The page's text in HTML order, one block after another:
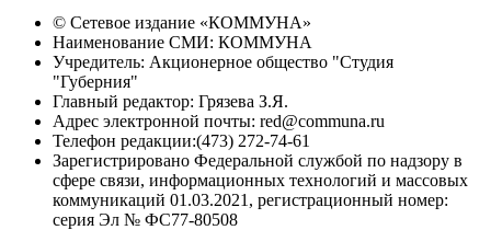
© Сетевое издание «КОММУНА»
Наименование СМИ: КОММУНА
Учредитель: Акционерное общество "Студия
"Губерния"
Главный редактор: Грязева З.Я.
Адрес электронной почты: red@communa.ru
Телефон редакции:(473) 272-74-61
Зарегистрировано Федеральной службой по надзору в
сфере связи, информационных технологий и массовых
коммуникаций 01.03.2021, регистрационный номер:
серия Эл № ФС77-80508